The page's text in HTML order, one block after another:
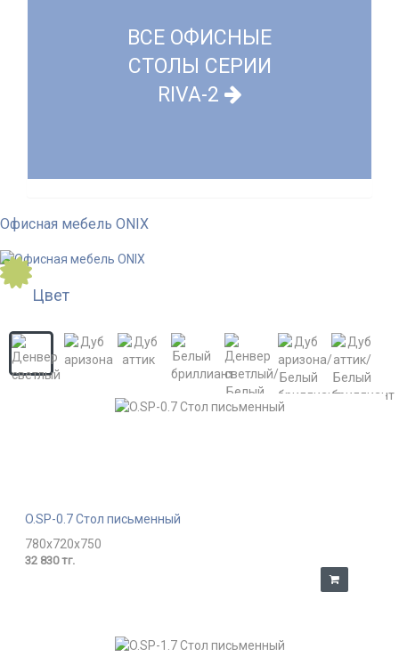
ВСЕ ОФИСНЫЕ
СТОЛЫ СЕРИИ
RIVA-2
Офисная мебель ONIX
Цвет
O.SP-0.7 Стол письменный
780x720x750
32 830 тг.